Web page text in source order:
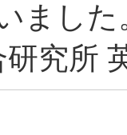
ました
究所